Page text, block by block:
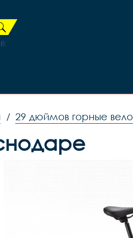
/ 29 дюймов горные